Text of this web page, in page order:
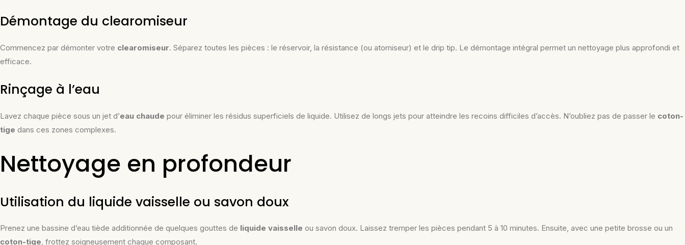
Démontage du clearomiseur
Commencez par démonter votre clearomiseur. Séparez toutes les pièces : le réservoir, la résistance (ou atomiseur) et le drip tip. Le démontage intégral permet un nettoyage plus approfondi et
efficace.
Rinçage à l’eau
Lavez chaque pièce sous un jet d’eau chaude pour éliminer les résidus superficiels de liquide. Utilisez de longs jets pour atteindre les recoins difficiles d’accès. N’oubliez pas de passer le coton-
tige dans ces zones complexes.
Nettoyage en profondeur
Utilisation du liquide vaisselle ou savon doux
Prenez une bassine d’eau tiède additionnée de quelques gouttes de liquide vaisselle ou savon doux. Laissez tremper les pièces pendant 5 à 10 minutes. Ensuite, avec une petite brosse ou un
coton-tige, frottez soigneusement chaque composant.